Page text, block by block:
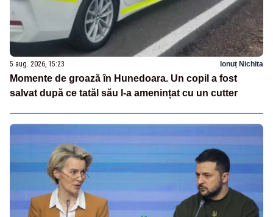
5 aug. 2026, 15:23 Ionuț Nichita
Momente de groază în Hunedoara. Un copil a fost
salvat după ce tatăl său l-a amenințat cu un cutter